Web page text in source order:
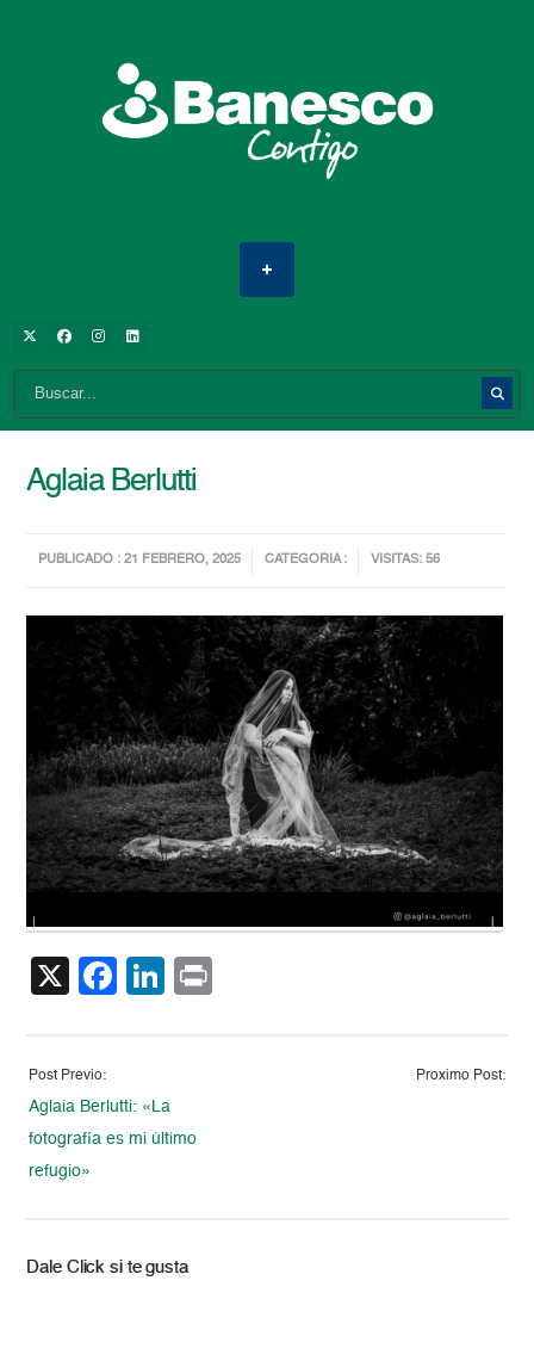
Aglaia Berlutti
PUBLICADO : 21 FEBRERO, 2025 CATEGORIA : VISITAS: 56
X Facebook
LinkedIn
Post Previo:
Aglaia Berlutti: «La
fotografía es mi último
refugio»
Proximo Post:
Dale Click si te gusta